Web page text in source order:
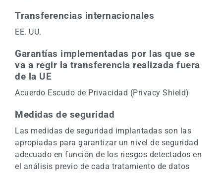
Transferencias internacionales
EE. UU.
Garantías implementadas por las que se
va a regir la transferencia realizada fuera
de la UE
Acuerdo Escudo de Privacidad (Privacy Shield)
Medidas de seguridad
Las medidas de seguridad implantadas son las
apropiadas para garantizar un nivel de seguridad
adecuado en función de los riesgos detectados en
el análisis previo de cada tratamiento de datos